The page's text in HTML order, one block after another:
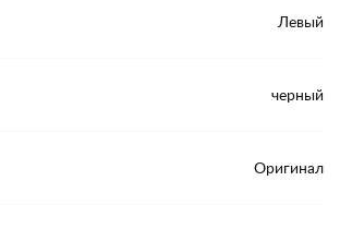
Левый
черный
Оригинал